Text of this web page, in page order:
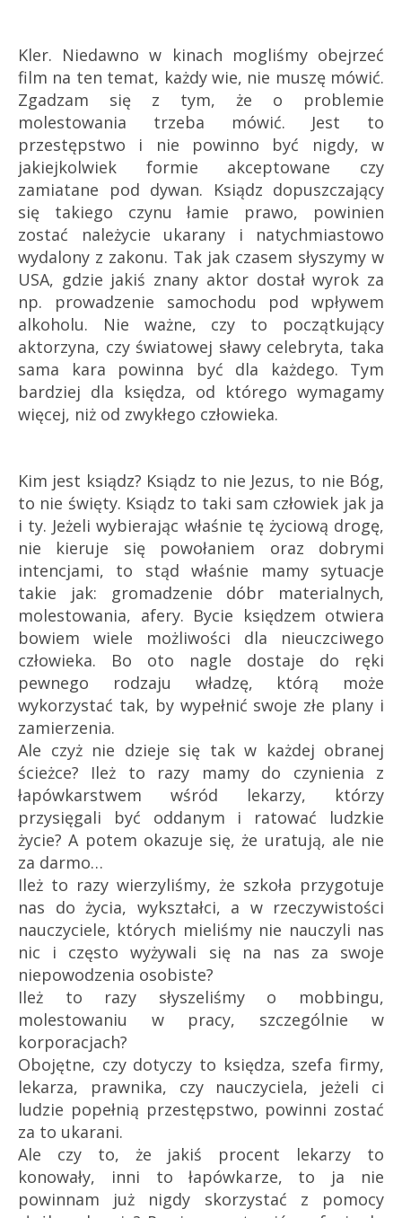
Kler. Niedawno w kinach mogliśmy obejrzeć
film na ten temat, każdy wie, nie muszę mówić.
Zgadzam się z tym, że o problemie
molestowania trzeba mówić. Jest to
przestępstwo i nie powinno być nigdy, w
jakiejkolwiek formie akceptowane czy
zamiatane pod dywan. Ksiądz dopuszczający
się takiego czynu łamie prawo, powinien
zostać należycie ukarany i natychmiastowo
wydalony z zakonu. Tak jak czasem słyszymy w
USA, gdzie jakiś znany aktor dostał wyrok za
np. prowadzenie samochodu pod wpływem
alkoholu. Nie ważne, czy to początkujący
aktorzyna, czy światowej sławy celebryta, taka
sama kara powinna być dla każdego. Tym
bardziej dla księdza, od którego wymagamy
więcej, niż od zwykłego człowieka.
Kim jest ksiądz? Ksiądz to nie Jezus, to nie Bóg,
to nie święty. Ksiądz to taki sam człowiek jak ja
i ty. Jeżeli wybierając właśnie tę życiową drogę,
nie kieruje się powołaniem oraz dobrymi
intencjami, to stąd właśnie mamy sytuacje
takie jak: gromadzenie dóbr materialnych,
molestowania, afery. Bycie księdzem otwiera
bowiem wiele możliwości dla nieuczciwego
człowieka. Bo oto nagle dostaje do ręki
pewnego rodzaju władzę, którą może
wykorzystać tak, by wypełnić swoje złe plany i
zamierzenia.
Ale czyż nie dzieje się tak w każdej obranej
ścieżce? Ileż to razy mamy do czynienia z
łapówkarstwem wśród lekarzy, którzy
przysięgali być oddanym i ratować ludzkie
życie? A potem okazuje się, że uratują, ale nie
za darmo…
Ileż to razy wierzyliśmy, że szkoła przygotuje
nas do życia, wykształci, a w rzeczywistości
nauczyciele, których mieliśmy nie nauczyli nas
nic i często wyżywali się na nas za swoje
niepowodzenia osobiste?
Ileż to razy słyszeliśmy o mobbingu,
molestowaniu w pracy, szczególnie w
korporacjach?
Obojętne, czy dotyczy to księdza, szefa firmy,
lekarza, prawnika, czy nauczyciela, jeżeli ci
ludzie popełnią przestępstwo, powinni zostać
za to ukarani.
Ale czy to, że jakiś procent lekarzy to
konowały, inni to łapówkarze, to ja nie
powinnam już nigdy skorzystać z pomocy